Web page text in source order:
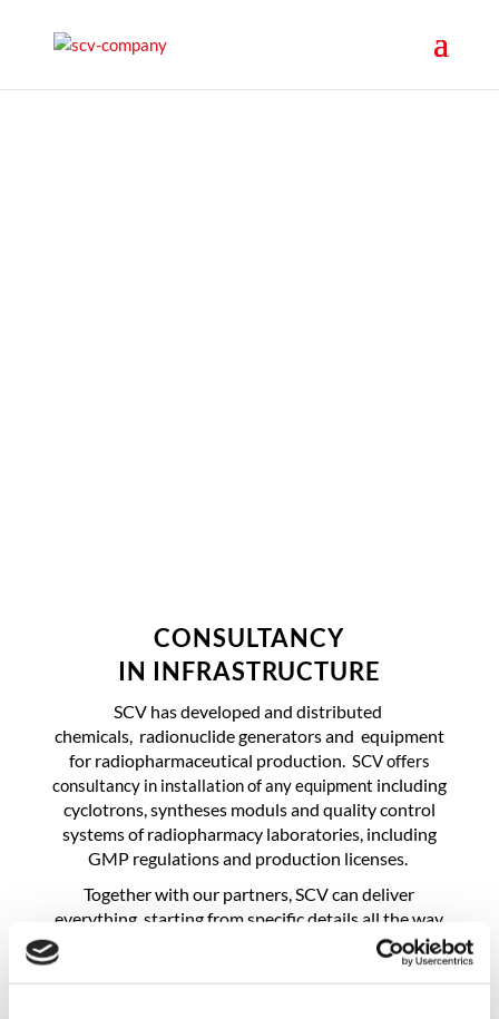
CONSULTANCY
IN INFRASTRUCTURE
SCV has developed and distributed
chemicals, radionuclide generators and equipment
for radiopharmaceutical production. SCV offers
consultancy in installation of any equipment including
cyclotrons, syntheses moduls and quality control
systems of radiopharmacy laboratories, including
GMP regulations and production licenses.
Together with our partners, SCV can deliver
everything, starting from specific details all the way
down to complete technical production services.